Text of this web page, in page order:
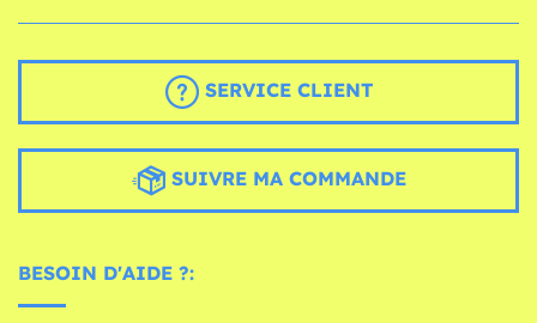
SERVICE CLIENT
SUIVRE MA COMMANDE
BESOIN D'AIDE ?: